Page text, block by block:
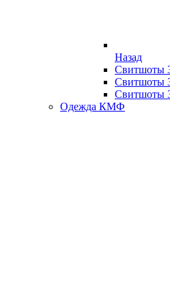
Назад
Свитшоты
Свитшоты
Свитшоты
Одежда КМФ